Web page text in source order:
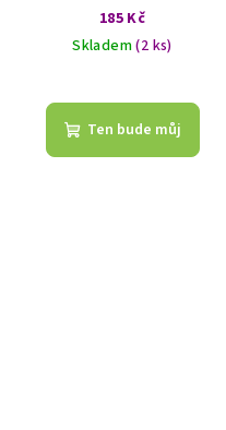
185 Kč
Skladem(2 ks)
Ten bude můj